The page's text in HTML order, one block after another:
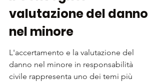
valutazione del danno
nel minore
L'accertamento e la valutazione del
danno nel minore in responsabilità
civile rappresenta uno dei temi più